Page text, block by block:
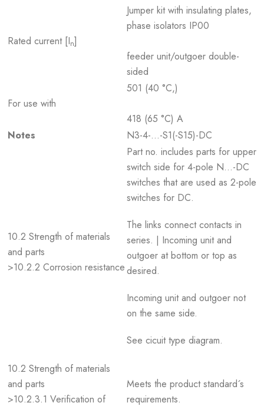
Rated current [In]
Jumper kit with insulating plates,
phase isolators IP00
feeder unit/outgoer double-
sided
For use with
501 (40 °C,)
418 (65 °C) A
Notes
N3-4-…-S1(-S15)-DC
10.2 Strength of materials
and parts
>10.2.2 Corrosion resistance
Part no. includes parts for upper
switch side for 4-pole N...-DC
switches that are used as 2-pole
switches for DC.
The links connect contacts in
series. | Incoming unit and
outgoer at bottom or top as
desired.
Incoming unit and outgoer not
on the same side.
See cicuit type diagram.
10.2 Strength of materials
and parts
>10.2.3.1 Verification of
Meets the product standard´s
requirements.